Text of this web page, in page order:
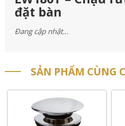
đặt bàn
Đang cập nhật…
SẢN PHẨM CÙNG